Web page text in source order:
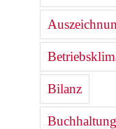
Bilanz
Buchhaltung